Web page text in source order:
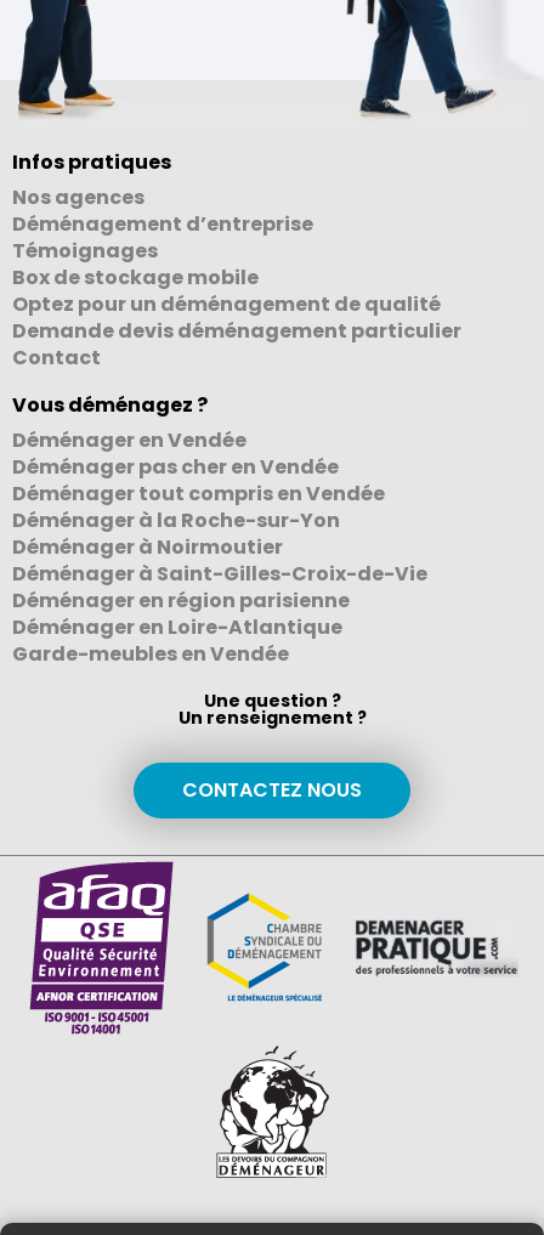
Infos pratiques
Nos agences
Déménagement d’entreprise
Témoignages
Box de stockage mobile
Optez pour un déménagement de qualité
Demande devis déménagement particulier
Contact
Vous déménagez ?
Déménager en Vendée
Déménager pas cher en Vendée
Déménager tout compris en Vendée
Déménager à la Roche-sur-Yon
Déménager à Noirmoutier
Déménager à Saint-Gilles-Croix-de-Vie
Déménager en région parisienne
Déménager en Loire-Atlantique
Garde-meubles en Vendée
Une question ?
Un renseignement ?
CONTACTEZ NOUS